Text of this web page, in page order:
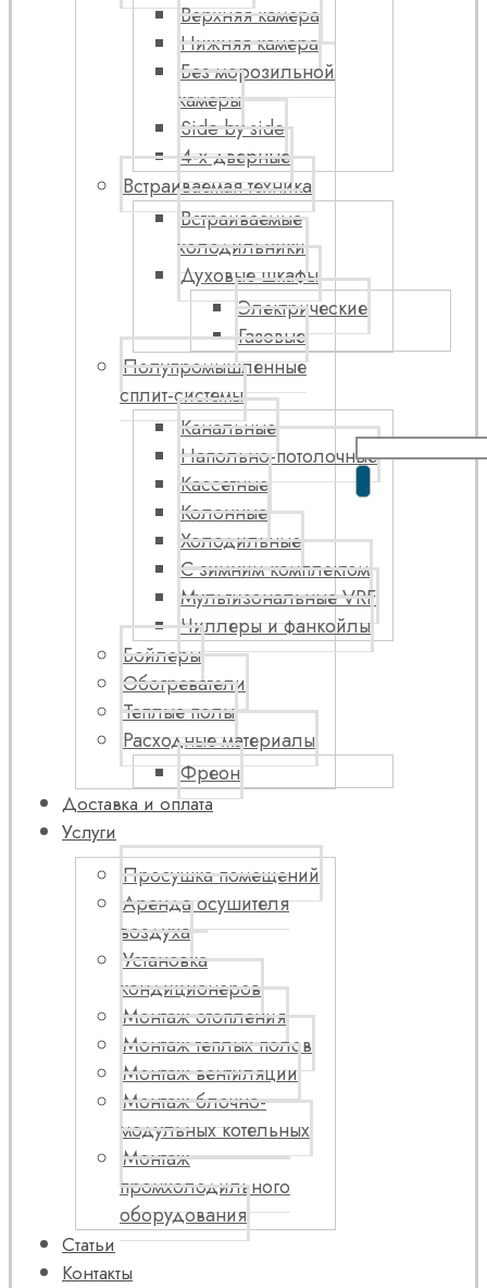
Верхняя камера
Нижняя камера
Без морозильной
камеры
Side by side
4-х дверные
Встраиваемая техника
Встраиваемые
холодильники
Духовые шкафы
Электрические
Газовые
Полупромышленные
сплит-системы
Канальные
Напольно-потолочные
Кассетные
Колонные
Холодильные
С зимним комплектом
Мультизональные VRF
Чиллеры и фанкойлы
Бойлеры
Обогреватели
Теплые полы
Расходные материалы
Фреон
Доставка и оплата
Услуги
Просушка помещений
Аренда осушителя
воздуха
Установка
кондиционеров
Монтаж отопления
Монтаж теплых полов
Монтаж вентиляции
Монтаж блочно-
модульных котельных
Монтаж
промхолодильного
оборудования
Статьи
Контакты